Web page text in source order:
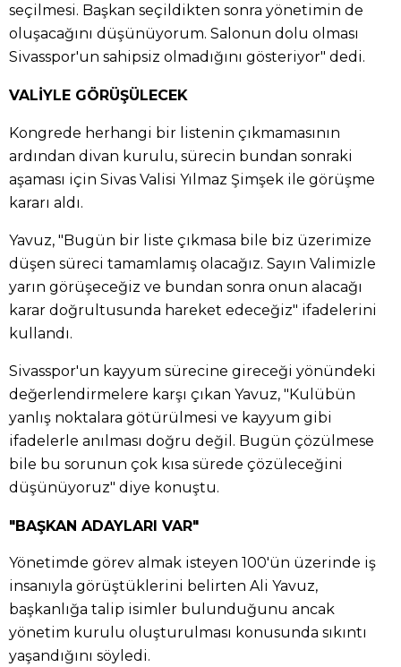
seçilmesi. Başkan seçildikten sonra yönetimin de
oluşacağını düşünüyorum. Salonun dolu olması
Sivasspor'un sahipsiz olmadığını gösteriyor" dedi.
VALİYLE GÖRÜŞÜLECEK
Kongrede herhangi bir listenin çıkmamasının
ardından divan kurulu, sürecin bundan sonraki
aşaması için Sivas Valisi Yılmaz Şimşek ile görüşme
kararı aldı.
Yavuz, "Bugün bir liste çıkmasa bile biz üzerimize
düşen süreci tamamlamış olacağız. Sayın Valimizle
yarın görüşeceğiz ve bundan sonra onun alacağı
karar doğrultusunda hareket edeceğiz" ifadelerini
kullandı.
Sivasspor'un kayyum sürecine gireceği yönündeki
değerlendirmelere karşı çıkan Yavuz, "Kulübün
yanlış noktalara götürülmesi ve kayyum gibi
ifadelerle anılması doğru değil. Bugün çözülmese
bile bu sorunun çok kısa sürede çözüleceğini
düşünüyoruz" diye konuştu.
"BAŞKAN ADAYLARI VAR"
Yönetimde görev almak isteyen 100'ün üzerinde iş
insanıyla görüştüklerini belirten Ali Yavuz,
başkanlığa talip isimler bulunduğunu ancak
yönetim kurulu oluşturulması konusunda sıkıntı
yaşandığını söyledi.